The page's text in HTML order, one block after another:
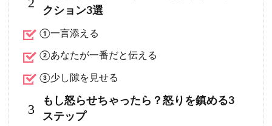
クション3選
①一言添える
②あなたが一番だと伝える
③少し隙を見せる
3
もし怒らせちゃったら？怒りを鎮める3
ステップ